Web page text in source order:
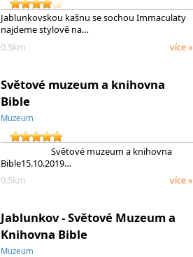
Jablunkovskou kašnu se sochou Immaculaty
najdeme stylově na…
0.5km
více »
Světové muzeum a knihovna
Bible
Muzeum
Světové muzeum a knihovna
Bible15.10.2019…
0.5km
více »
Jablunkov - Světové Muzeum a
Knihovna Bible
Muzeum